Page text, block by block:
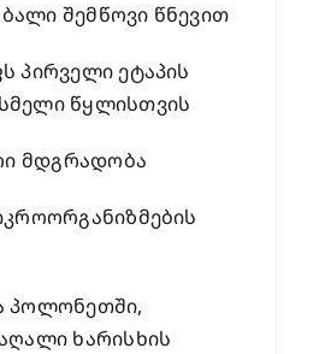
შემწოვი წნევით
პირველი ეტაპის
წყლისთვის
მდგრადობა
პოლონეთში,
ხარისხის